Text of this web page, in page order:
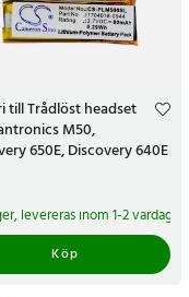
5-7 arbetsdagar
till Trådlöst headset
M50,
650E, Discovery 640E
levereras inom 1-2 vardagar
Köp